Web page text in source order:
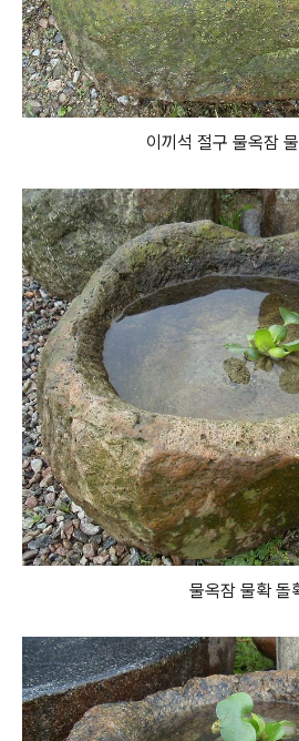
이끼석 절구 물옥잠
물옥잠 물확 돌